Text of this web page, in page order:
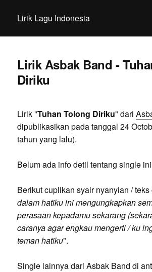
Lirik Lagu Indonesia
Lirik Asbak Band -
Diriku
Lirik "Tuhan Tolong Diriku" dari
dipublikasikan pada tanggal 24
tahun yang lalu).
Belum ada info detil tentang single
Berikut cuplikan syair nyanyian /
dalam hatiku ini mengungkapkan
perasaan kepadamu sekarang
caranya agar engkau mengerti / ku
teman hatiku".
Single lainnya dari Asbak Band di